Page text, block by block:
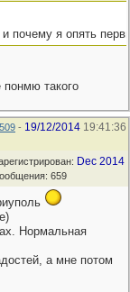
и почему я опять
понмю такого
- 19/12/2014 19:41:36
Dec 2014
659
Нормальная
а мне потом